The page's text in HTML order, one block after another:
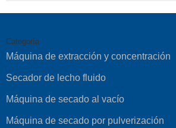
Categoría
Máquina de extracción y concentración
Secador de lecho fluido
Máquina de secado al vacío
Máquina de secado por pulverización